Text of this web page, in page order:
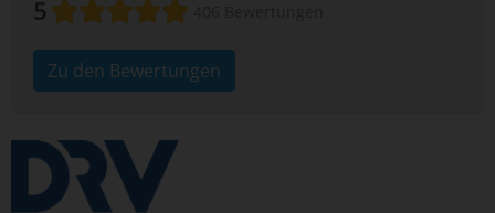
5
Zu den Bewertungen